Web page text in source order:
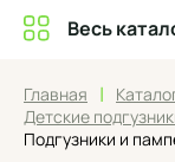
Весь
Главная |
Детские
Подгузники и